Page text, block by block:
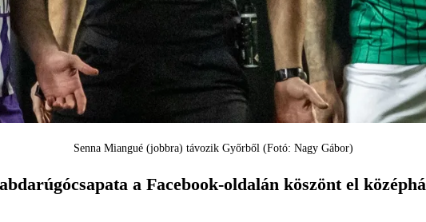
Senna Miangué (jobbra) távozik Győrből (Fotó: Nagy Gábor)
a Facebook-oldalán köszönt el